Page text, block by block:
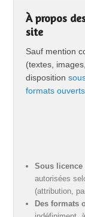
À propos
site
Sauf mention
(textes,
disposition
formats ouverts
Sous licence
autorisées
(attribution,
Des formats